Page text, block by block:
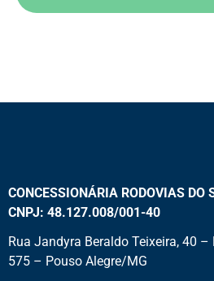
CONCESSIONÁRIA RODOVIAS DO
CNPJ: 48.127.008/001-40
Rua Jandyra Beraldo Teixeira, 40
575 – Pouso Alegre/MG